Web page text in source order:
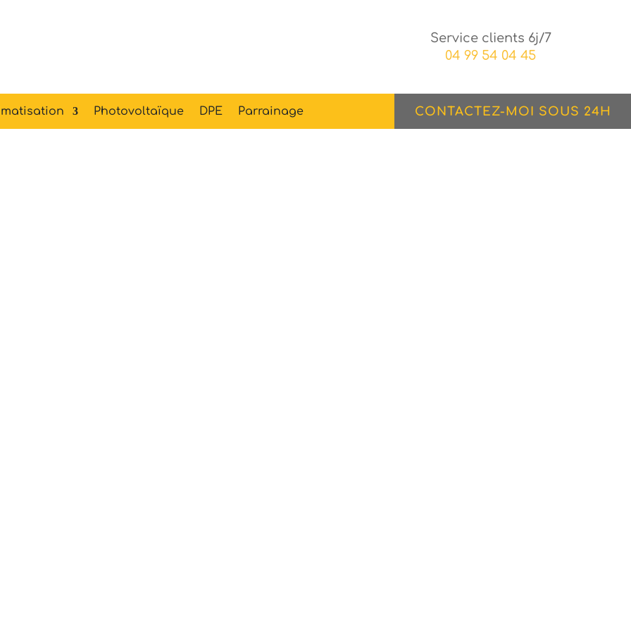
Service clients 6j/7
04 99 54 04 45
Photovoltaïque DPE Parrainage CONTACTEZ-MOI SOUS 24H